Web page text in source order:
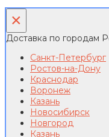
×
Доставка по городам
Санкт-Петербург
Ростов-на-Дону
Краснодар
Воронеж
Казань
Новосибирск
Новгород
Казань